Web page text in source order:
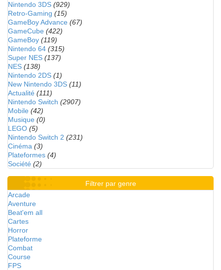
Nintendo 3DS (929)
Retro-Gaming (15)
GameBoy Advance (67)
GameCube (422)
GameBoy (119)
Nintendo 64 (315)
Super NES (137)
NES (138)
Nintendo 2DS (1)
New Nintendo 3DS (11)
Actualité (111)
Nintendo Switch (2907)
Mobile (42)
Musique (0)
LEGO (5)
Nintendo Switch 2 (231)
Cinéma (3)
Plateformes (4)
Société (2)
Filtrer par genre
Arcade
Aventure
Beat'em all
Cartes
Horror
Plateforme
Combat
Course
FPS